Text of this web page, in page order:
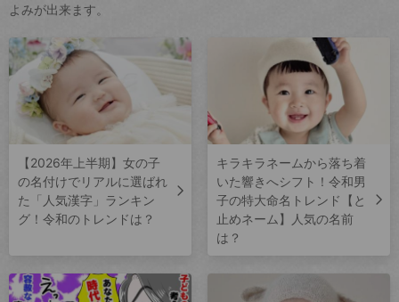
よみが出来ます。
【2026年上半期】女の子
の名付けでリアルに選ばれ
た「人気漢字」ランキン
グ！令和のトレンドは？
キラキラネームから落ち着
いた響きへシフト！令和男
子の特大命名トレンド【と
止めネーム】人気の名前
は？